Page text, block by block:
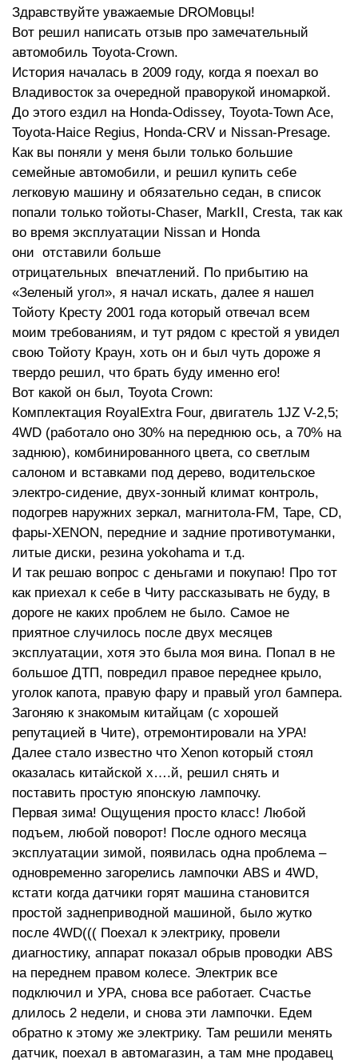
Двигатель
6
Ходовые качества
6
Цвет кузова
Комбинированный Белый верх,
серый низ
Цвет салона
Здравствуйте уважаемые DROMовцы!
Вот решил написать отзыв про замечательный
автомобиль Toyota-Crown.
История началась в 2009 году, когда я поехал во
Владивосток за очередной праворукой иномаркой.
До этого ездил на Honda-Odissey, Toyota-Town Ace,
Toyota-Haice Regius, Honda-CRV и Nissan-Presage.
Как вы поняли у меня были только большие
семейные автомобили, и решил купить себе
легковую машину и обязательно седан, в список
попали только тойоты-Chaser, MarkII, Cresta, так как
во время эксплуатации Nissan и Honda
они отставили больше
отрицательных впечатлений. По прибытию на
«Зеленый угол», я начал искать, далее я нашел
Тойоту Кресту 2001 года который отвечал всем
моим требованиям, и тут рядом с крестой я увидел
свою Тойоту Краун, хоть он и был чуть дороже я
твердо решил, что брать буду именно его!
Вот какой он был, Toyota Crown:
Комплектация RoyalExtra Four, двигатель 1JZ V-2,5;
4WD (работало оно 30% на переднюю ось, а 70% на
заднюю), комбинированного цвета, со светлым
салоном и вставками под дерево, водительское
электро-сидение, двух-зонный климат контроль,
подогрев наружних зеркал, магнитола-FM, Tape, CD,
фары-XENON, передние и задние противотуманки,
литые диски, резина yokohama и т.д.
И так решаю вопрос с деньгами и покупаю! Про тот
как приехал к себе в Читу рассказывать не буду, в
дороге не каких проблем не было. Самое не
приятное случилось после двух месяцев
эксплуатации, хотя это была моя вина. Попал в не
большое ДТП, повредил правое переднее крыло,
уголок капота, правую фару и правый угол бампера.
Загоняю к знакомым китайцам (с хорошей
репутацией в Чите), отремонтировали на УРА!
Далее стало известно что Xenon который стоял
оказалась китайской х….й, решил снять и
поставить простую японскую лампочку.
Первая зима! Ощущения просто класс! Любой
подъем, любой поворот! После одного месяца
эксплуатации зимой, появилась одна проблема –
одновременно загорелись лампочки ABS и 4WD,
кстати когда датчики горят машина становится
простой заднеприводной машиной, было жутко
после 4WD((( Поехал к электрику, провели
диагностику, аппарат показал обрыв проводки ABS
на переднем правом колесе. Электрик все
подключил и УРА, снова все работает. Счастье
длилось 2 недели, и снова эти лампочки. Едем
обратно к этому же электрику. Там решили менять
датчик, поехал в автомагазин, а там мне продавец